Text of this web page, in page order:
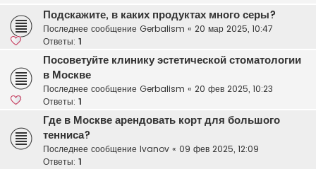
Подскажите, в каких продуктах много серы?
Последнее сообщение Gerbalism « 20 мар 2025, 10:47
Ответы: 1
Посоветуйте клинику эстетической стоматологии
в Москве
Последнее сообщение Gerbalism « 20 фев 2025, 10:23
Ответы: 1
Где в Москве арендовать корт для большого
тенниса?
Последнее сообщение Ivanov « 09 фев 2025, 12:09
Ответы: 1